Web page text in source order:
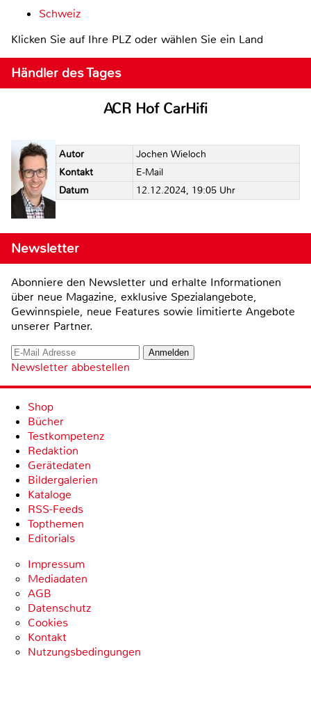
Schweiz
Klicken Sie auf Ihre PLZ oder wählen Sie ein Land
Händler des Tages
ACR Hof CarHifi
Autor
Jochen Wieloch
Kontakt
E-Mail
Datum
12.12.2024, 19:05 Uhr
Newsletter
Abonniere den Newsletter und erhalte Informationen
über neue Magazine, exklusive Spezialangebote,
Gewinnspiele, neue Features sowie limitierte Angebote
unserer Partner.
Newsletter abbestellen
Shop
Bücher
Testkompetenz
Redaktion
Gerätedaten
Bildergalerien
Kataloge
RSS-Feeds
Topthemen
Editorials
Impressum
Mediadaten
AGB
Datenschutz
Cookies
Kontakt
Nutzungsbedingungen